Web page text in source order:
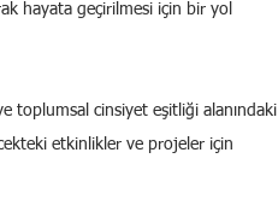
hayata geçirilmesi için bir yol
toplumsal cinsiyet eşitliği alanındaki
etkinlikler ve projeler için